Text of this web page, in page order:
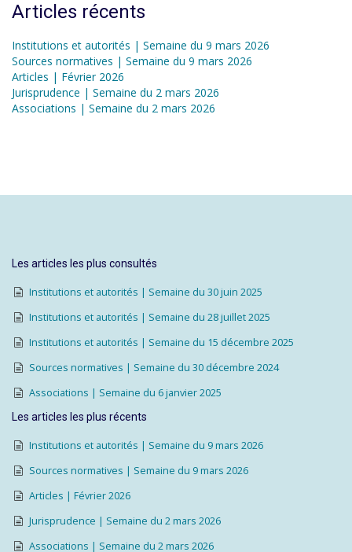
Articles récents
Institutions et autorités | Semaine du 9 mars 2026
Sources normatives | Semaine du 9 mars 2026
Articles | Février 2026
Jurisprudence | Semaine du 2 mars 2026
Associations | Semaine du 2 mars 2026
Les articles les plus consultés
Institutions et autorités | Semaine du 30 juin 2025
Institutions et autorités | Semaine du 28 juillet 2025
Institutions et autorités | Semaine du 15 décembre 2025
Sources normatives | Semaine du 30 décembre 2024
Associations | Semaine du 6 janvier 2025
Les articles les plus récents
Institutions et autorités | Semaine du 9 mars 2026
Sources normatives | Semaine du 9 mars 2026
Articles | Février 2026
Jurisprudence | Semaine du 2 mars 2026
Associations | Semaine du 2 mars 2026